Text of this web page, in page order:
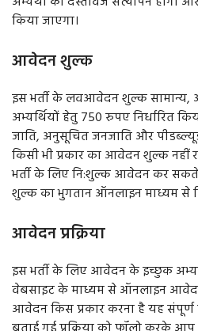
किया जाएगा।
आवेदन शुल्क
इस भर्ती के लवआवेदन शुल्क
अभ्यर्थियों हेतु 750 रुपए निर्धारित
जाति, अनुसूचित जनजाति और
किसी भी प्रकार का आवेदन शुल्क नहीं
भर्ती के लिए नि:शुल्क आवेदन कर सकते
शुल्क का भुगतान ऑनलाइन माध्यम से
आवेदन प्रक्रिया
इस भर्ती के लिए आवेदन के इच्छुक
वेबसाइट के माध्यम से ऑनलाइन
आवेदन किस प्रकार करना है यह संपूर्ण